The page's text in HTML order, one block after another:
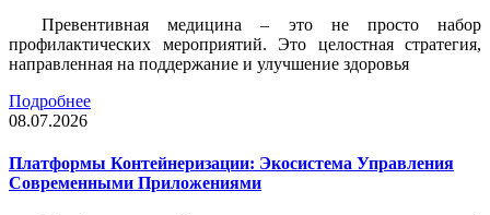
Превентивная медицина – это не просто набор
профилактических мероприятий. Это целостная стратегия,
направленная на поддержание и улучшение здоровья
Подробнее
08.07.2026
Платформы Контейнеризации: Экосистема Управления
Современными Приложениями